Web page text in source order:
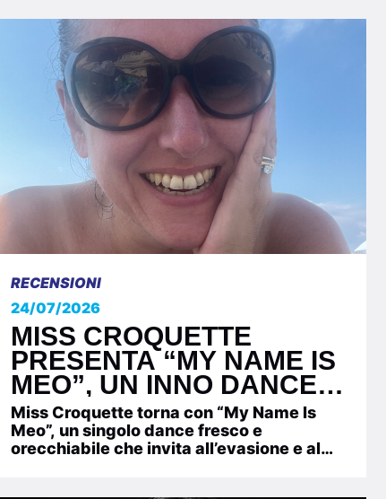
RECENSIONI
24/07/2026
MISS CROQUETTE
PRESENTA “MY NAME IS
MEO”, UN INNO DANCE
PER CELEBRARE E PER
DIVERTIRSI.
Miss Croquette torna con “My Name Is
Meo”, un singolo dance fresco e
orecchiabile che invita all’evasione e al